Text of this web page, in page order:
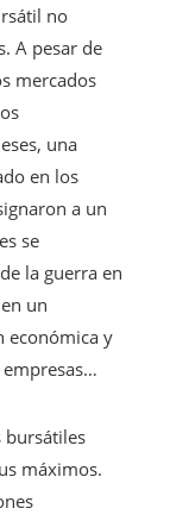
no
A pesar de
mercados
una
en los
a un
se
la guerra en
un
económica y
empresas…
bursátiles
máximos.